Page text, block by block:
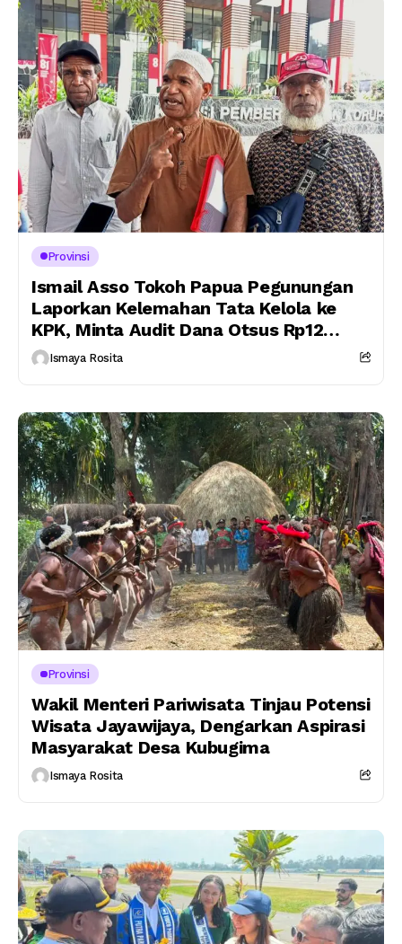
Provinsi
Ismail Asso Tokoh Papua Pegunungan
Laporkan Kelemahan Tata Kelola ke
KPK, Minta Audit Dana Otsus Rp12
Triliun
Ismaya Rosita
Provinsi
Wakil Menteri Pariwisata Tinjau Potensi
Wisata Jayawijaya, Dengarkan Aspirasi
Masyarakat Desa Kubugima
Ismaya Rosita